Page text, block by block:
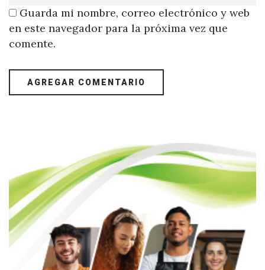
Guarda mi nombre, correo electrónico y web
en este navegador para la próxima vez que
comente.